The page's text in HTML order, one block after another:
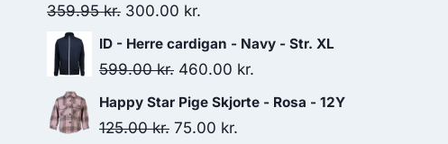
359.95kr. Original
price
was:
300.00 kr.
price
is:
ID - Herre cardigan - Navy - Str. XL
599.00kr. Original
price
was:
460.00 kr.
price
Happy Star Pige Skjorte - Rosa - 12Y
125.00kr. Original
75.00 kr.